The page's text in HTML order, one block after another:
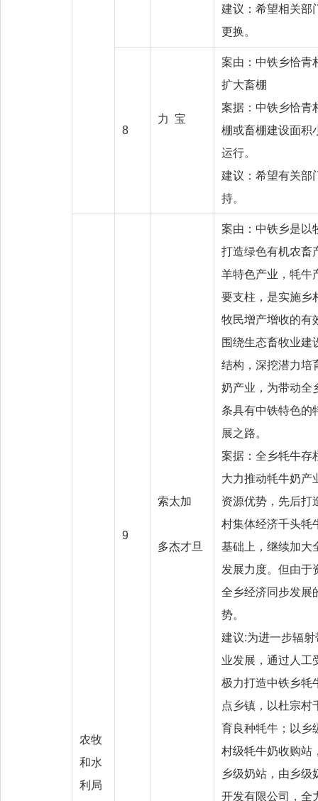
建议：希望相关部
更换。
8
力 宝
案由：中铁乡恰青
扩大畜
案据：中铁乡恰青
棚或畜棚建设面积
运
建议：希望有关部
持。
农牧
和水
利局
9
索太加
多杰才旦
案由：中铁乡是以
打造绿色有机农畜
羊特色产业，牦牛
要支柱，是实施乡
牧民增产增收的有
围绕生态畜牧业建
结构，深挖潜力培
奶产业，为带动全
条具有中铁特色的
展之路。
案据：全乡牦牛存
大力推动牦牛奶产
资源优势，先后打
村集体经济千头牦
基础上，继续加大
发展力度。但由于
全乡经济同步发展
势
建议:为进一步辐
业发展，通过人工
极力打造中铁乡牦
点乡镇，以杜宗村
育良种牦牛；以乡
村级牦牛奶收购站
乡级奶站，由乡级
开发有限公司，全